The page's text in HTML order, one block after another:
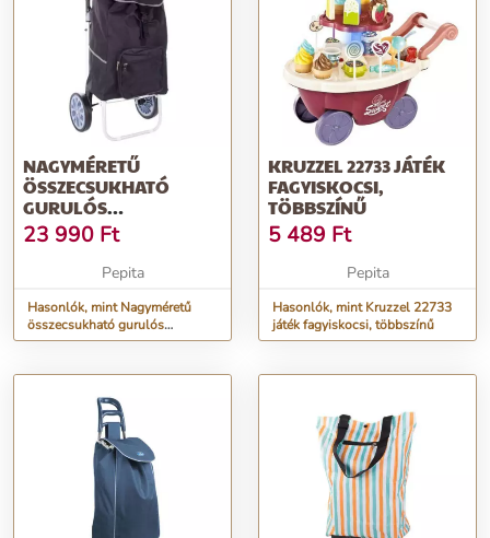
NAGYMÉRETŰ
ÖSSZECSUKHATÓ
GURULÓS
BEVÁSÁRLÓTÁSKA -
FEKETE
23 990 Ft
Pepita
Hasonlók, mint Nagyméretű
összecsukható gurulós
bevásárlótáska - fekete
KRUZZEL 22733 JÁTÉK
FAGYISKOCSI,
TÖBBSZÍNŰ
5 489 Ft
Pepita
Hasonlók, mint Kruzzel 22733
játék fagyiskocsi, többszínű